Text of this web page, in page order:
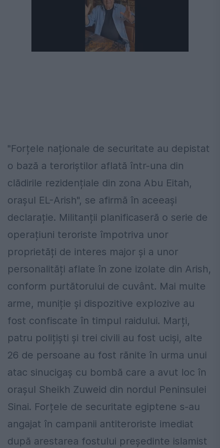
"Forțele naționale de securitate au depistat
o bază a teroriștilor aflată într-una din
clădirile rezidențiale din zona Abu Eitah,
orașul EL-Arish", se afirmă în aceeași
declarație. Militanții planificaseră o serie de
operațiuni teroriste împotriva unor
proprietăți de interes major și a unor
personalități aflate în zone izolate din Arish,
conform purtătorului de cuvânt. Mai multe
arme, muniție și dispozitive explozive au
fost confiscate în timpul raidului. Marți,
patru polițiști și trei civili au fost uciși, alte
26 de persoane au fost rănite în urma unui
atac sinucigaș cu bombă care a avut loc în
orașul Sheikh Zuweid din nordul Peninsulei
Sinai. Forțele de securitate egiptene s-au
angajat în campanii antiteroriste imediat
după arestarea fostului președinte islamist